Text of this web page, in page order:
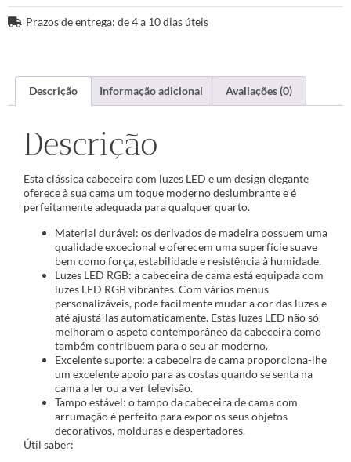
Prazos de entrega: de 4 a 10 dias úteis
Descrição Informação adicional Avaliações (0)
Descrição
Esta clássica cabeceira com luzes LED e um design elegante
oferece à sua cama um toque moderno deslumbrante e é
perfeitamente adequada para qualquer quarto.
Material durável: os derivados de madeira possuem uma
qualidade excecional e oferecem uma superfície suave
bem como força, estabilidade e resistência à humidade.
Luzes LED RGB: a cabeceira de cama está equipada com
luzes LED RGB vibrantes. Com vários menus
personalizáveis, pode facilmente mudar a cor das luzes e
até ajustá-las automaticamente. Estas luzes LED não só
melhoram o aspeto contemporâneo da cabeceira como
também contribuem para o seu ar moderno.
Excelente suporte: a cabeceira de cama proporciona-lhe
um excelente apoio para as costas quando se senta na
cama a ler ou a ver televisão.
Tampo estável: o tampo da cabeceira de cama com
arrumação é perfeito para expor os seus objetos
decorativos, molduras e despertadores.
Útil saber: